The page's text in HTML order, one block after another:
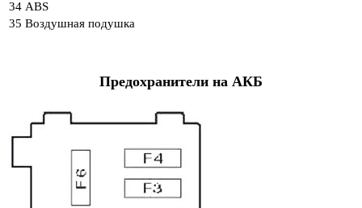
34 ABS
35 Воздушная подушка
Предохранители на АКБ